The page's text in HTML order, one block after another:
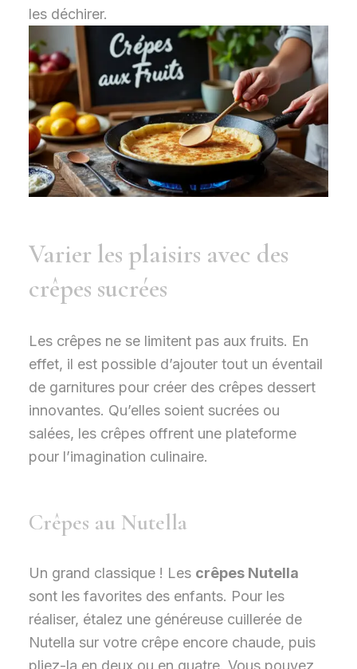
les déchirer.
Varier les plaisirs avec des
crêpes sucrées
Les crêpes ne se limitent pas aux fruits. En
effet, il est possible d’ajouter tout un éventail
de garnitures pour créer des crêpes dessert
innovantes. Qu’elles soient sucrées ou
salées, les crêpes offrent une plateforme
pour l’imagination culinaire.
Crêpes au Nutella
Un grand classique ! Les crêpes Nutella
sont les favorites des enfants. Pour les
réaliser, étalez une généreuse cuillerée de
Nutella sur votre crêpe encore chaude, puis
pliez-la en deux ou en quatre. Vous pouvez